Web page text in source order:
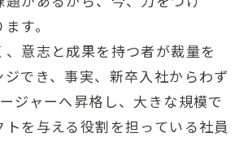
す。
、意志と成果を持つ者が裁量を
でき、事実、新卒入社からわず
ジャーへ昇格し、大きな規模で
を与える役割を担っている社員